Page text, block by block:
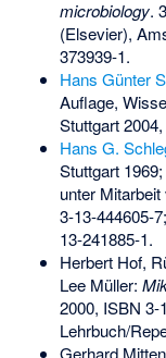
microbiology.
(Elsevier),
373939-1.
Hans Günter
Auflage,
Stuttgart 2004,
Hans G.
Stuttgart
unter
3-13-444605-7
13-241885-1.
Herbert Hof,
Lee Müller:
2000, ISBN 3-
Lehrbuch/